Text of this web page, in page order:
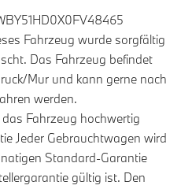
Fahrzeug wurde sorgfältig
Das Fahrzeug befindet
Mur und kann gerne nach
werden.
Fahrzeug hochwertig
Jeder Gebrauchtwagen wird
Standard-Garantie
gültig ist. Den